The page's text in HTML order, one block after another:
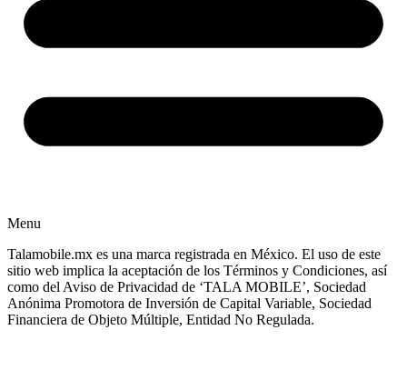
Menu
Talamobile.mx es una marca registrada en México. El uso de este
sitio web implica la aceptación de los Términos y Condiciones, así
como del Aviso de Privacidad de ‘TALA MOBILE’, Sociedad
Anónima Promotora de Inversión de Capital Variable, Sociedad
Financiera de Objeto Múltiple, Entidad No Regulada.